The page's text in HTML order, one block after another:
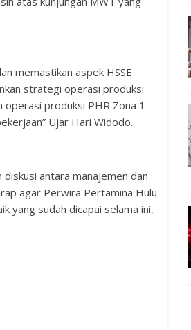
memastikan aspek HSSE
strategi operasi produksi
produksi PHR Zona 1
Ujar Hari Widodo.
antara manajemen dan
agar Perwira Pertamina Hulu
yang sudah dicapai selama ini,